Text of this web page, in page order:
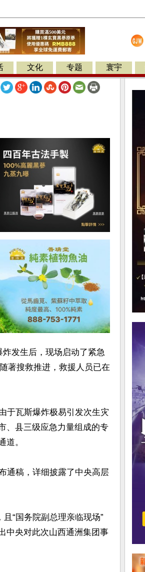
文化 专题 寰宇
发生后，现场启动了紧急
著搜救推进，救援人员已在
于瓦斯爆炸极易引发次生灾
、县三级应急力量组成的专
道。
通稿，详细披露了中央高层
“国务院副总理亲临现场”
中央对此次山西通洲集团事